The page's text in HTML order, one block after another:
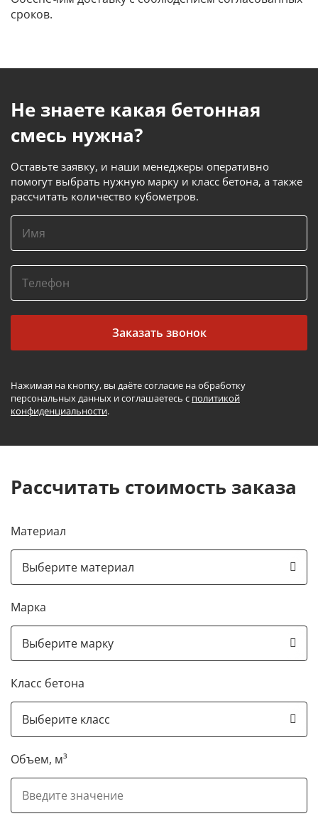
сроков.
Не знаете какая бетонная
смесь нужна?
Оставьте заявку, и наши менеджеры оперативно
помогут выбрать нужную марку и класс бетона, а также
рассчитать количество кубометров.
Заказать звонок
Нажимая на кнопку, вы даёте согласие на обработку
персональных данных и соглашаетесь с политикой
конфиденциальности.
Рассчитать стоимость заказа
Материал
Марка
Класс бетона
Объем, м³